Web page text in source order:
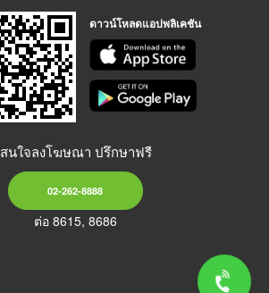
ดาวน์โหลดแอปพลิเคชัน
สนใจลงโฆษณา ปรึกษาฟรี
02-262-8888
ต่อ 8615, 8686